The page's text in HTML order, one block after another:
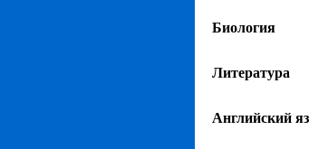
Биология
Литература
Английский